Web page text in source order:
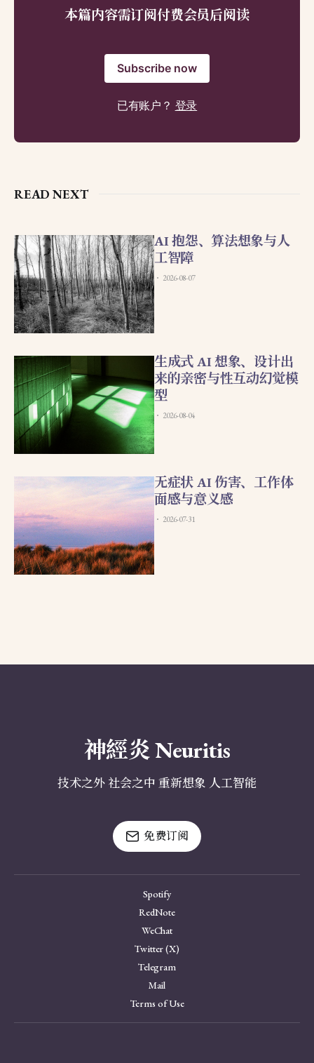
本篇内容需订阅付费会员后阅读
Subscribe now
已有账户？ 登录
READ NEXT
AI 抱怨、算法想象与人
工智障
2026-08-07
生成式 AI 想象、设计出
来的亲密与性互动幻觉模
型
2026-08-04
无症状 AI 伤害、工作体
面感与意义感
2026-07-31
神經炎 Neuritis
技术之外 社会之中 重新想象 人工智能
免费订阅
Spotify
RedNote
WeChat
Twitter (X)
Telegram
Mail
Terms of Use